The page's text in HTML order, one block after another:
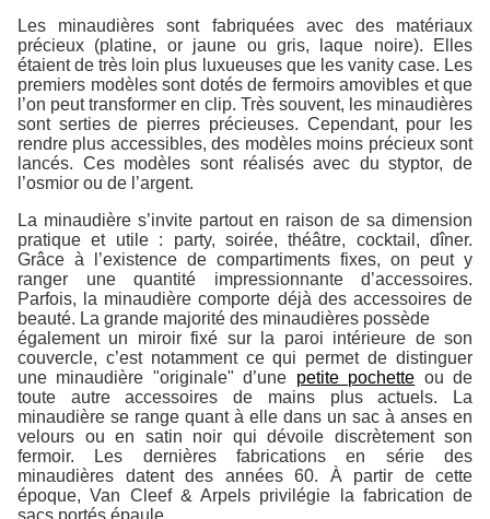
Les minaudières sont fabriquées avec des matériaux
précieux (platine, or jaune ou gris, laque noire). Elles
étaient de très loin plus luxueuses que les vanity case. Les
premiers modèles sont dotés de fermoirs amovibles et que
l’on peut transformer en clip. Très souvent, les minaudières
sont serties de pierres précieuses. Cependant, pour les
rendre plus accessibles, des modèles moins précieux sont
lancés. Ces modèles sont réalisés avec du styptor, de
l’osmior ou de l’argent.
La minaudière s’invite partout en raison de sa dimension
pratique et utile : party, soirée, théâtre, cocktail, dîner.
Grâce à l’existence de compartiments fixes, on peut y
ranger une quantité impressionnante d’accessoires.
Parfois, la minaudière comporte déjà des accessoires de
beauté. La grande majorité des minaudières possède
également un miroir fixé sur la paroi intérieure de son
couvercle, c’est notamment ce qui permet de distinguer
une minaudière "originale" d’une petite pochette ou de
toute autre accessoires de mains plus actuels. La
minaudière se range quant à elle dans un sac à anses en
velours ou en satin noir qui dévoile discrètement son
fermoir. Les dernières fabrications en série des
minaudières datent des années 60. À partir de cette
époque, Van Cleef & Arpels privilégie la fabrication de